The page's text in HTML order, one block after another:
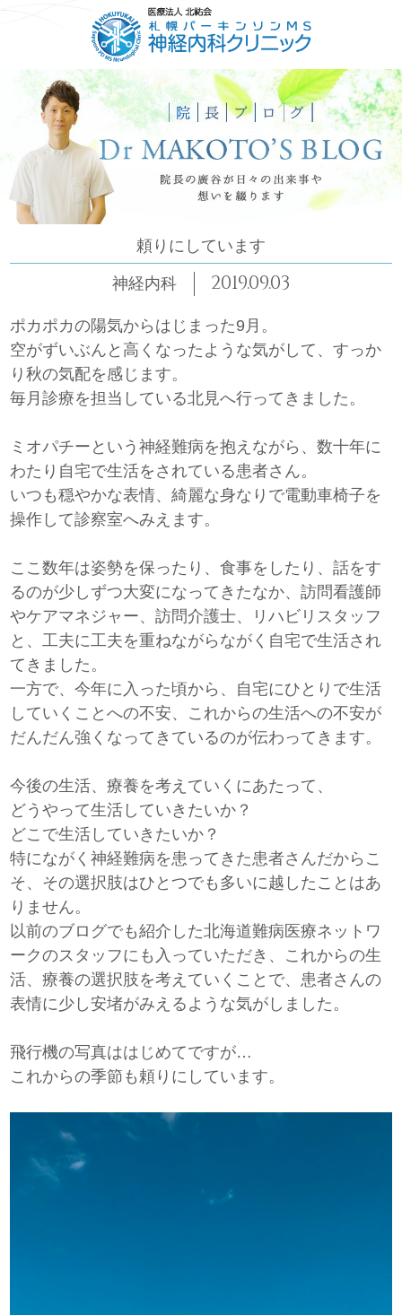
ごあいさつ コンセプト
頼りにしています
神経内科 2019.09.03
ポカポカの陽気からはじまった9月。
空がずいぶんと高くなったような気がして、すっか
り秋の気配を感じます。
毎月診療を担当している北見へ行ってきました。
ミオパチーという神経難病を抱えながら、数十年に
わたり自宅で生活をされている患者さん。
いつも穏やかな表情、綺麗な身なりで電動車椅子を
操作して診察室へみえます。
ここ数年は姿勢を保ったり、食事をしたり、話をす
るのが少しずつ大変になってきたなか、訪問看護師
やケアマネジャー、訪問介護士、リハビリスタッフ
と、工夫に工夫を重ねながらながく自宅で生活され
てきました。
一方で、今年に入った頃から、自宅にひとりで生活
していくことへの不安、これからの生活への不安が
だんだん強くなってきているのが伝わってきます。
今後の生活、療養を考えていくにあたって、
どうやって生活していきたいか？
どこで生活していきたいか？
特にながく神経難病を患ってきた患者さんだからこ
そ、その選択肢はひとつでも多いに越したことはあ
りません。
以前のブログでも紹介した北海道難病医療ネットワ
ークのスタッフにも入っていただき、これからの生
活、療養の選択肢を考えていくことで、患者さんの
表情に少し安堵がみえるような気がしました。
飛行機の写真ははじめてですが…
これからの季節も頼りにしています。